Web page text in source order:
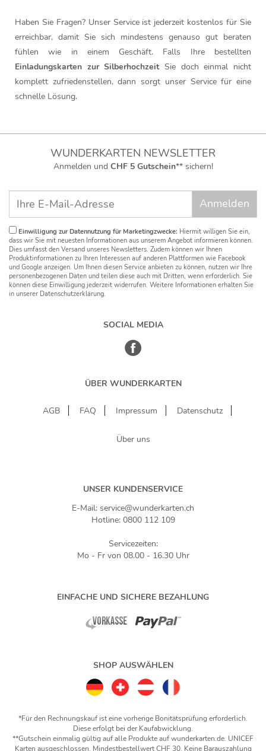
Haben Sie Fragen? Unser Service ist jederzeit kostenlos für Sie
erreichbar, damit Sie sich mindestens genauso gut beraten
fühlen wie in einem Geschäft. Falls Ihre bestellten
Einladungskarten zur SilberhochzeitSie doch einmal nicht
komplett zufriedenstellen, dann sorgt unser Service für eine
schnelle Lösung.
WUNDERKARTEN NEWSLETTER
Anmelden und CHF 5 Gutschein** sichern!
Einwilligung zur Datennutzung für Marketingzwecke: Hiermit willigen Sie ein,
dass wir Sie mit neuesten Informationen aus unserem Angebot informieren können.
Dies umfasst den Versand unseres Newsletters. Zudem können wir Ihnen
Produktinformationen zu Ihren Interessen auf anderen Plattformen wie Facebook
und Google anzeigen. Um Ihnen diesen Service anbieten zu können, nutzen wir Ihre
personenbezogenen Daten und teilen diese auch mit Dritten, wenn erforderlich. Sie
können diese Einwilligung jederzeit widerrufen. Weitere Informationen erhalten Sie
in unserer Datenschutzerklärung.
SOCIAL MEDIA
ÜBER WUNDERKARTEN
AGB FAQ Impressum Datenschutz
Über uns
UNSER KUNDENSERVICE
E-Mail: service@wunderkarten.ch
Hotline: 0800 112 109
Servicezeiten:
Mo - Fr von 08.00 - 16.30 Uhr
EINFACHE UND SICHERE BEZAHLUNG
SHOP AUSWÄHLEN
*Für den Rechnungskauf ist eine vorherige Bonitätsprüfung erforderlich.
Diese erfolgt bei der Kaufabwicklung.
**Gutschein einmalig gültig auf alle Produkte auf wunderkarten.de. UNICEF
Karten ausgeschlossen. Mindestbestellwert CHF 30. Keine Barauszahlung